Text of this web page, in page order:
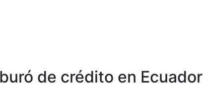
de crédito en Ecuador